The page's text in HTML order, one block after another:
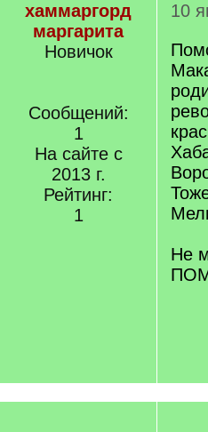
хаммаргорд
маргарита
Новичок
Сообщений:
1
На сайте с
2013 г.
Рейтинг:
1
10
Не